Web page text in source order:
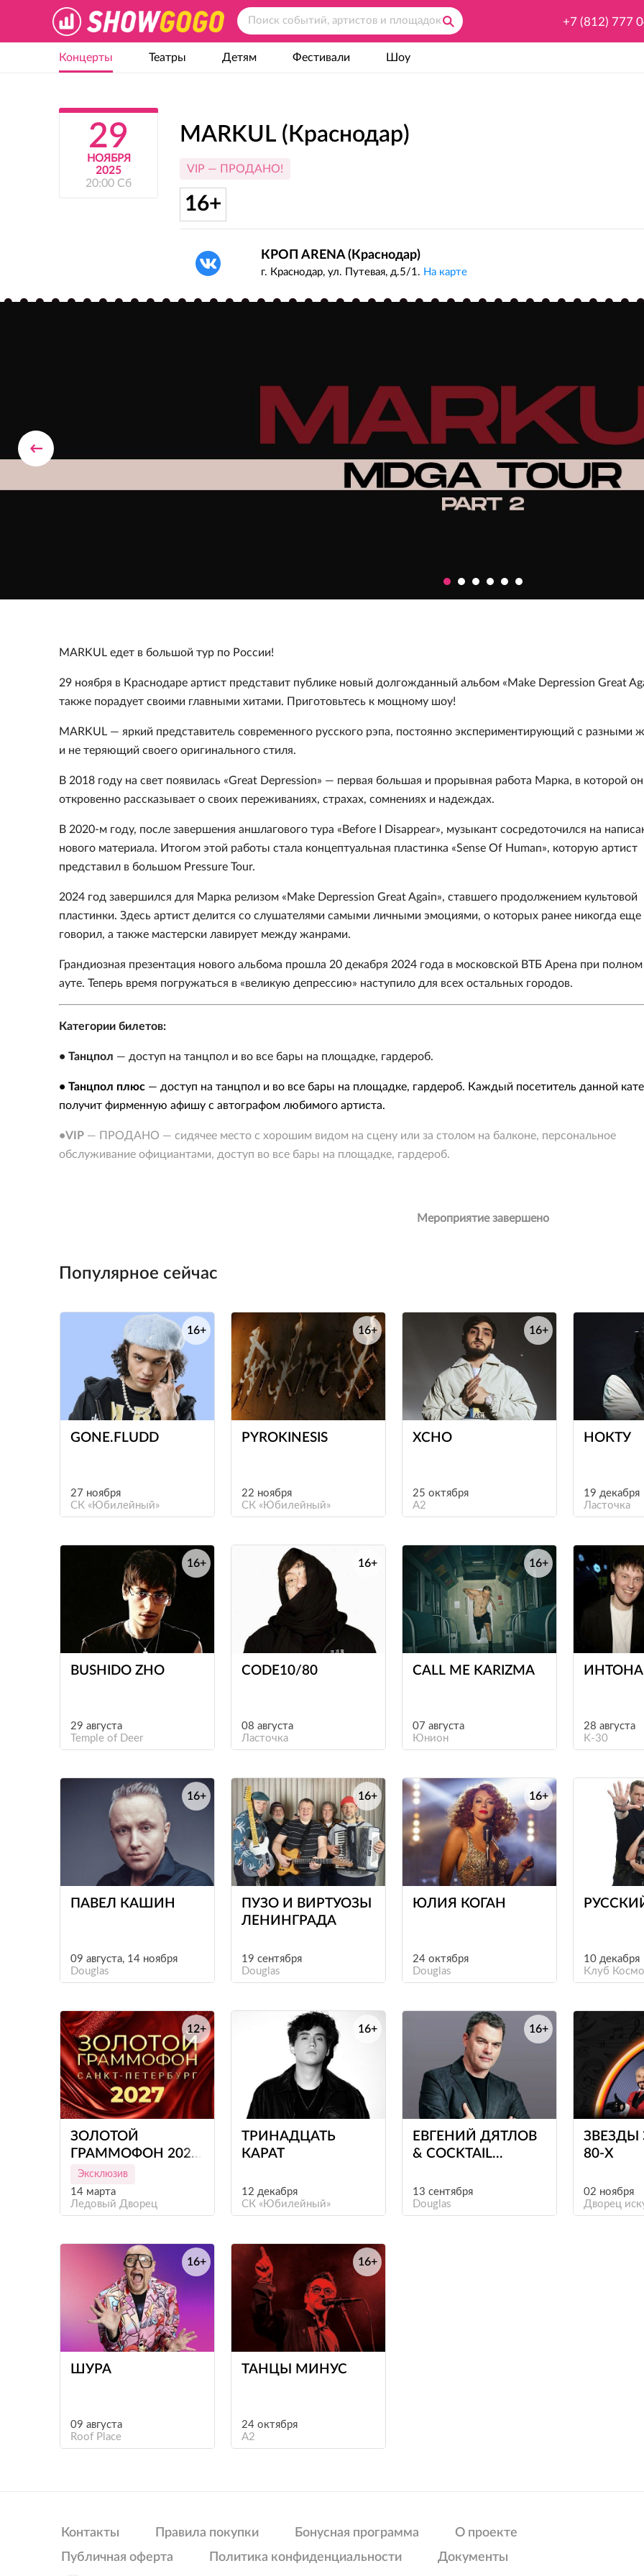
+7 (812) 777
Концерты Театры Детям Фестивали Шоу
29
НОЯБРЯ
2025
20:00 Сб
MARKUL (Краснодар)
VIP — ПРОДАНО!
16+
КРОП ARENA (Краснодар)
г. Краснодар, ул. Путевая, д.5/1. На карте
MARKUL едет в большой тур по России!
29 ноября в Краснодаре артист представит публике новый долгожданный альбом «Make Depression Great
также порадует своими главными хитами. Приготовьтесь к мощному шоу!
MARKUL — яркий представитель современного русского рэпа, постоянно экспериментирующий с разными
и не теряющий своего оригинального стиля.
В 2018 году на свет появилась «Great Depression» — первая большая и прорывная работа Марка, в которой он
откровенно рассказывает о своих переживаниях, страхах, сомнениях и надеждах.
В 2020-м году, после завершения аншлагового тура «Before I Disappear», музыкант сосредоточился на
нового материала. Итогом этой работы стала концептуальная пластинка «Sense Of Human», которую артист
представил в большом Pressure Tour.
2024 год завершился для Марка релизом «Make Depression Great Again», ставшего продолжением культовой
пластинки. Здесь артист делится со слушателями самыми личными эмоциями, о которых ранее никогда еще
говорил, а также мастерски лавирует между жанрами.
Грандиозная презентация нового альбома прошла 20 декабря 2024 года в московской ВТБ Арена при
ауте. Теперь время погружаться в «великую депрессию» наступило для всех остальных городов.
Категории билетов:
• Танцпол — доступ на танцпол и во все бары на площадке, гардероб.
• Танцпол плюс — доступ на танцпол и во все бары на площадке, гардероб. Каждый посетитель данной
получит фирменную афишу с автографом любимого артиста.
•VIP — ПРОДАНО — сидячее место с хорошим видом на сцену или за столом на балконе, персональное
обслуживание официантами, доступ во все бары на площадке, гардероб.
Мероприятие завершено
Популярное сейчас
е
GONE.FLUDD
27 ноября
СК «Юбилейный»
16+
е
PYROKINESIS
22 ноября
СК «Юбилейный»
16+
е
XCHO
25 октября
A2
16+
НОКТУ
19 декабря
Ласточка
е
BUSHIDO ZHO
29 августа
Temple of Deer
16+
е
CODE10/80
08 августа
Ласточка
16+
CALL ME KARIZMA
07 августа
Юнион
16+
28 августа
K-30
е
ПАВЕЛ КАШИН
09 августа, 14 ноября
Douglas
16+
е
ПУЗО И ВИРТУОЗЫ
ЛЕНИНГРАДА
19 сентября
Douglas
16+
ЮЛИЯ КОГАН
24 октября
Douglas
16+
10 декабря
Клуб
е
ЗОЛОТОЙ
ГРАММОФОН 2027
(САНКТ-ПЕТЕРБУРГ)
Эксклюзив
14 марта
Ледовый Дворец
12+
ТРИНАДЦАТЬ
КАРАТ
12 декабря
СК «Юбилейный»
16+
е
ЕВГЕНИЙ ДЯТЛОВ
& COCKTAIL
13 сентября
Douglas
16+
ЗВЕЗДЫ
80-Х
02 ноября
Дворец
е
ШУРА
09 августа
Roof Place
16+
е
ТАНЦЫ МИНУС
24 октября
A2
16+
Контакты Правила покупки Бонусная программа
О проекте
Публичная оферта
Политика конфиденциальности Документы